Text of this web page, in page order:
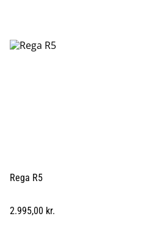
Rega R5
2.995,00 kr.